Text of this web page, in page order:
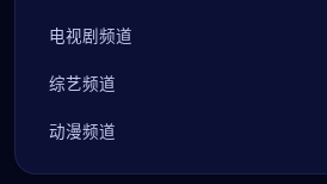
电视剧频道
综艺频道
动漫频道